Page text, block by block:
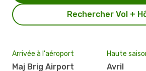
Rechercher Vol +
Arrivée à l'aéroport
Maj Brig Airport
Haute
avril